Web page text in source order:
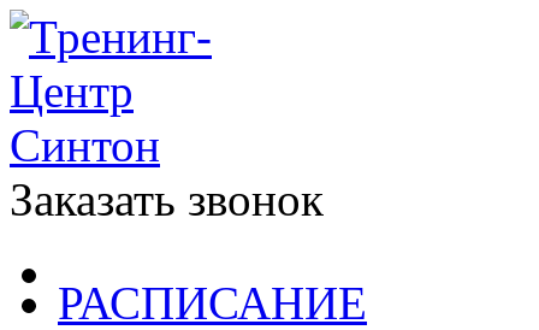
Заказать звонок
РАСПИСАНИЕ